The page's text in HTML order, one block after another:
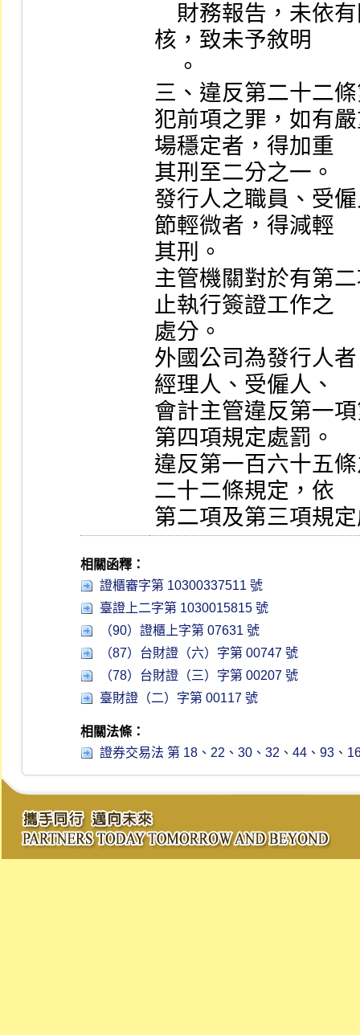
核，致未予敘明
三、違反第二十二
犯前項之罪，如有
場穩定者，得加重
其刑至二分之一。
發行人之職員、受
節輕微者，得減輕
其刑。
主管機關對於有第
止執行簽證工作之
處分。
外國公司為發行人
經理人、受僱人、
會計主管違反第一
第四項規定處罰。
違反第一百六十五
二十二條規定，依
第二項及第三項規
相關函釋：
證櫃審字第 10300337511 號
臺證上二字第 1030015815 號
（90）證櫃上字第 07631 號
（87）台財證（六）字第 00747 號
（78）台財證（三）字第 00207 號
臺財證（二）字第 00117 號
相關法條：
證券交易法 第 18、22、30、32、44、93、